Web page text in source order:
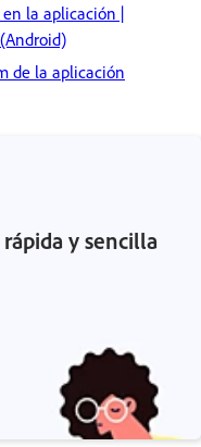
la aplicación |
de la aplicación
y sencilla